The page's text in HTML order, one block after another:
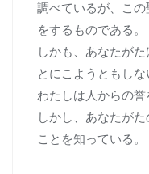
調べているが、こ
をするものである。
しかも、あなたが
とにこようともしな
わたしは人からの誉
しかし、あなたが
ことを知っている。